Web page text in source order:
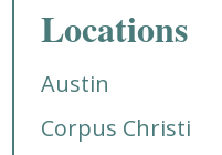
Locations
Austin
Corpus Christi